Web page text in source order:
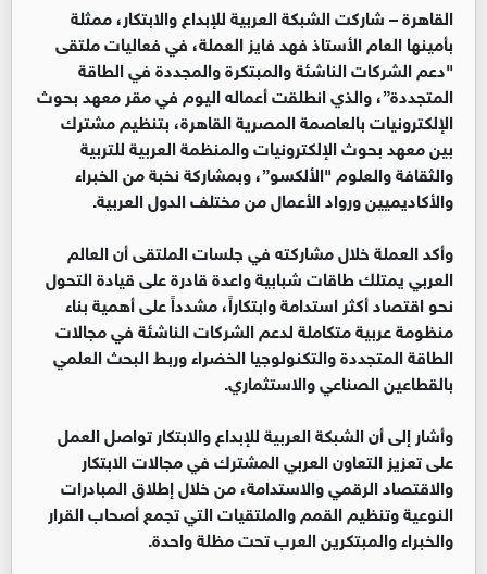
القاهرة – شاركت الشبكة العربية للإبداع والابتكار، ممثلة
بأمينها العام الأستاذ فهد فايز العملة، في فعاليات ملتقى
"دعم الشركات الناشئة والمبتكرة والمجددة في الطاقة
المتجددة”، والذي انطلقت أعماله اليوم في مقر معهد بحوث
الإلكترونيات بالعاصمة المصرية القاهرة، بتنظيم مشترك
بين معهد بحوث الإلكترونيات والمنظمة العربية للتربية
والثقافة والعلوم "الألكسو”، وبمشاركة نخبة من الخبراء
والأكاديميين ورواد الأعمال من مختلف الدول العربية.
وأكد العملة خلال مشاركته في جلسات الملتقى أن العالم
العربي يمتلك طاقات شبابية واعدة قادرة على قيادة التحول
نحو اقتصاد أكثر استدامة وابتكاراً، مشدداً على أهمية بناء
منظومة عربية متكاملة لدعم الشركات الناشئة في مجالات
الطاقة المتجددة والتكنولوجيا الخضراء وربط البحث العلمي
بالقطاعين الصناعي والاستثماري.
وأشار إلى أن الشبكة العربية للإبداع والابتكار تواصل العمل
على تعزيز التعاون العربي المشترك في مجالات الابتكار
والاقتصاد الرقمي والاستدامة، من خلال إطلاق المبادرات
النوعية وتنظيم القمم والملتقيات التي تجمع أصحاب القرار
والخبراء والمبتكرين العرب تحت مظلة واحدة.